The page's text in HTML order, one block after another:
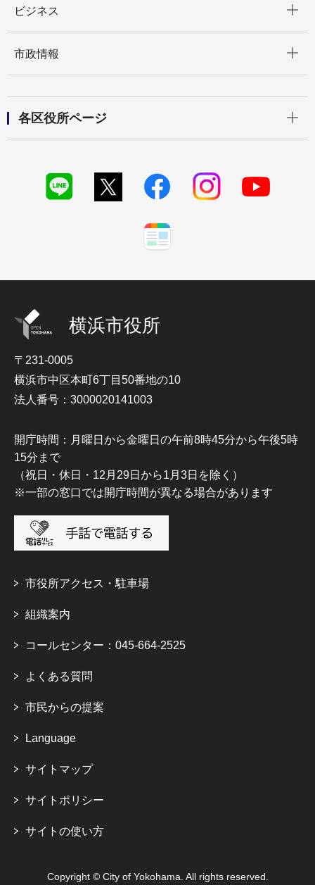
ビジネス
市政情報
各区役所ページ
横浜市役所
〒231-0005
横浜市中区本町6丁目50番地の10
法人番号：3000020141003
開庁時間：月曜日から金曜日の午前8時45分から午後5時
15分まで
（祝日・休日・12月29日から1月3日を除く）
※一部の窓口では開庁時間が異なる場合があります
市役所アクセス・駐車場
組織案内
コールセンター：045-664-2525
よくある質問
市民からの提案
Language
サイトマップ
サイトポリシー
サイトの使い方
Copyright © City of Yokohama. All rights reserved.